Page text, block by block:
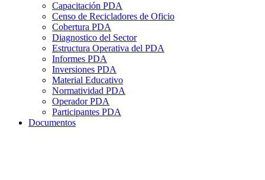
Capacitación PDA
Censo de Recicladores de Oficio
Cobertura PDA
Diagnostico del Sector
Estructura Operativa del PDA
Informes PDA
Inversiones PDA
Material Educativo
Normatividad PDA
Operador PDA
Participantes PDA
Documentos